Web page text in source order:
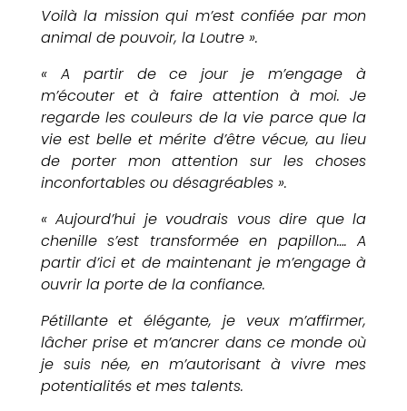
Voilà la mission qui m’est confiée par mon
animal de pouvoir, la Loutre ».
« A partir de ce jour je m’engage à
m’écouter et à faire attention à moi. Je
regarde les couleurs de la vie parce que la
vie est belle et mérite d’être vécue, au lieu
de porter mon attention sur les choses
inconfortables ou désagréables ».
« Aujourd’hui je voudrais vous dire que la
chenille s’est transformée en papillon…. A
partir d’ici et de maintenant je m’engage à
ouvrir la porte de la confiance.
Pétillante et élégante, je veux m’affirmer,
lâcher prise et m’ancrer dans ce monde où
je suis née, en m’autorisant à vivre mes
potentialités et mes talents.